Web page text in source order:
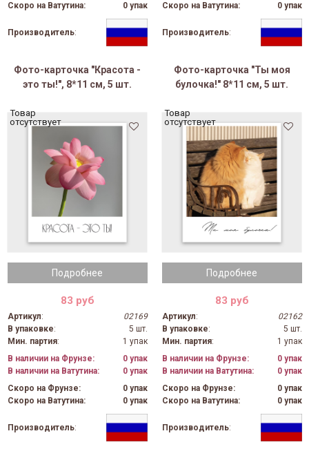
Скоро на Ватутина:
0 упак
Производитель:
Скоро на Ватутина:
0 упак
Производитель:
Фото-карточка "Красота -
это ты!", 8*11 см, 5 шт.
Подробнее
Товар
отсутствует
83 руб
Артикул:
02169
В упаковке:
5 шт.
Мин. партия:
1 упак
В наличии на Фрунзе:
0 упак
В наличии на Ватутина:
0 упак
Скоро на Фрунзе:
0 упак
Скоро на Ватутина:
0 упак
Производитель:
Фото-карточка "Ты моя
булочка!" 8*11 см, 5 шт.
Подробнее
Товар
отсутствует
83 руб
Артикул:
02162
В упаковке:
5 шт.
Мин. партия:
1 упак
В наличии на Фрунзе:
0 упак
В наличии на Ватутина:
0 упак
Скоро на Фрунзе:
0 упак
Скоро на Ватутина:
0 упак
Производитель: